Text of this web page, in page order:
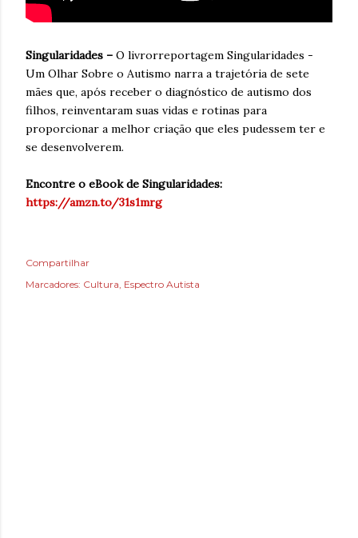
Singularidades – O livrorreportagem Singularidades -
Um Olhar Sobre o Autismo narra a trajetória de sete
mães que, após receber o diagnóstico de autismo dos
filhos, reinventaram suas vidas e rotinas para
proporcionar a melhor criação que eles pudessem ter e
se desenvolverem.
Encontre o eBook de Singularidades:
https://amzn.to/31s1mrg
Compartilhar
Marcadores: Cultura Espectro Autista